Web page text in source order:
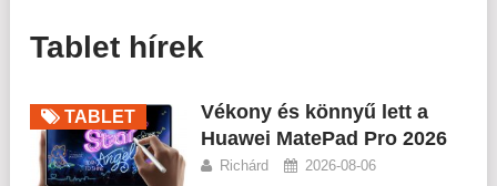
Tablet hírek
TABLET
Vékony és könnyű lett a
Huawei MatePad Pro 2026
Richárd 2026-08-06